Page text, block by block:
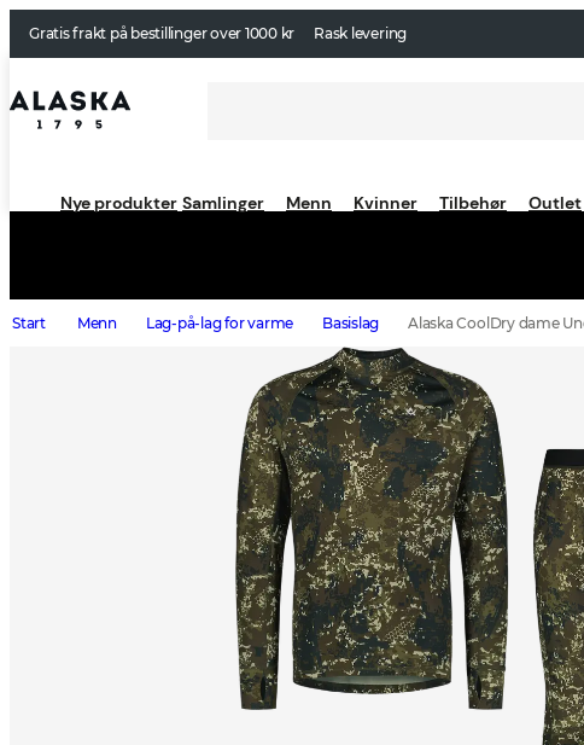
Gratis frakt på bestillinger over 1000 kr Rask levering
Nye produkter Samlinger Menn Kvinner Tilbehør Outlet
Start Menn Lag-på-lag for varme Basislag Alaska CoolDry dame